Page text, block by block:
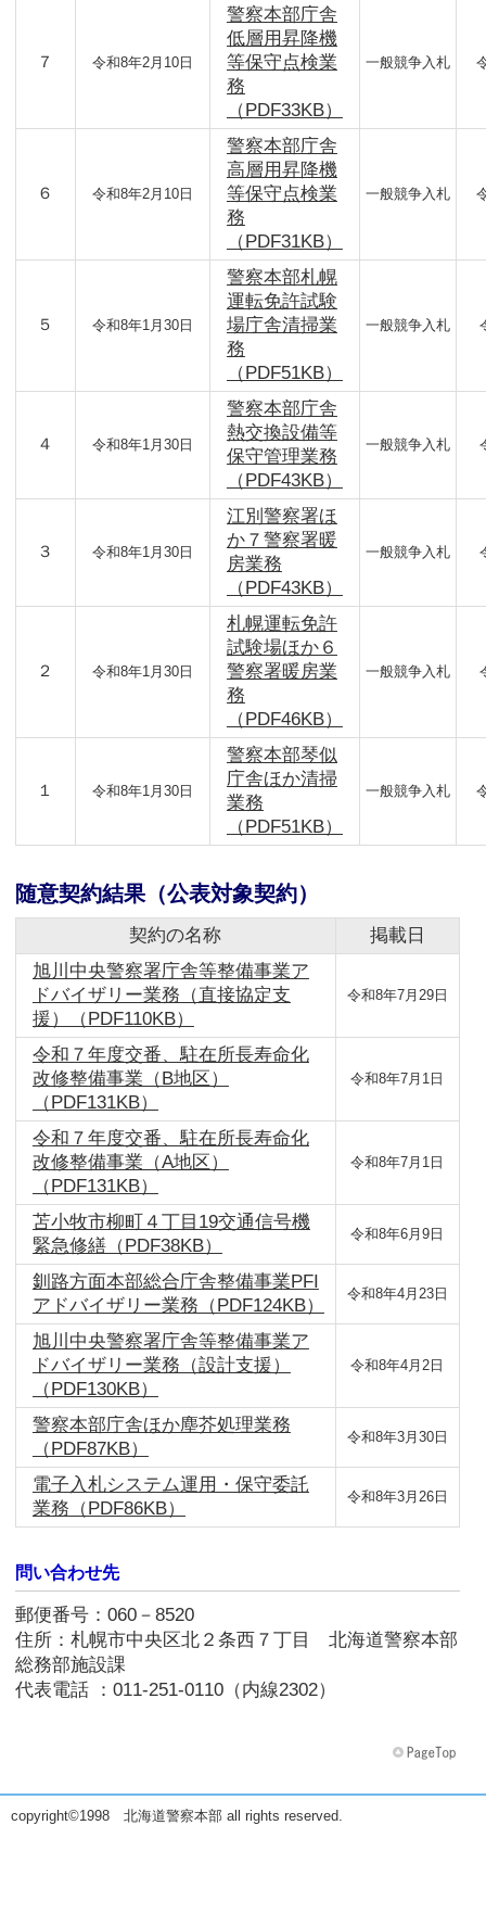
７ 令和8年2月10日
警察本部庁舎
低層用昇降機
等保守点検業
務
（PDF33KB）
一般競争入札
６ 令和8年2月10日
警察本部庁舎
高層用昇降機
等保守点検業
務
（PDF31KB）
一般競争入札
５ 令和8年1月30日
警察本部札幌
運転免許試験
場庁舎清掃業
務
（PDF51KB）
一般競争入札
４ 令和8年1月30日
警察本部庁舎
熱交換設備等
保守管理業務
（PDF43KB）
一般競争入札
３ 令和8年1月30日
江別警察署ほ
か７警察署暖
房業務
（PDF43KB）
一般競争入札
２ 令和8年1月30日
札幌運転免許
試験場ほか６
警察署暖房業
務
（PDF46KB）
一般競争入札
１ 令和8年1月30日
警察本部琴似
庁舎ほか清掃
業務
（PDF51KB）
一般競争入札
随意契約結果（公表対象契約）
契約の名称
掲載日
旭川中央警察署庁舎等整備事業ア
ドバイザリー業務（直接協定支
援）（PDF110KB）
令和8年7月29日
令和７年度交番、駐在所長寿命化
改修整備事業（B地区）
（PDF131KB）
令和8年7月1日
令和７年度交番、駐在所長寿命化
改修整備事業（A地区）
（PDF131KB）
令和8年7月1日
苫小牧市柳町４丁目19交通信号機
緊急修繕（PDF38KB）
令和8年6月9日
釧路方面本部総合庁舎整備事業PFI
アドバイザリー業務（PDF124KB）
令和8年4月23日
旭川中央警察署庁舎等整備事業ア
ドバイザリー業務（設計支援）
（PDF130KB）
令和8年4月2日
警察本部庁舎ほか塵芥処理業務
（PDF87KB）
令和8年3月30日
電子入札システム運用・保守委託
業務（PDF86KB）
令和8年3月26日
問い合わせ先
郵便番号：060－8520
住所：札幌市中央区北２条西７丁目 北海道警察本部
総務部施設課
代表電話 ：011-251-0110（内線2302）
copyright©1998 北海道警察本部 all rights reserved.